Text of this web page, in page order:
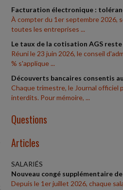
Facturation électronique :
À compter du 1er septembre 2026,
toutes les entreprises ...
Le taux de la cotisation AGS
Réuni le 23 juin 2026, le conseil
% s'applique ...
Découverts bancaires consentis
Chaque trimestre, le Journal officiel
interdits. Pour mémoire, ...
Questions
Articles
SALARIÉS
Nouveau congé supplémentaire
Depuis le 1er juillet 2026, chaque